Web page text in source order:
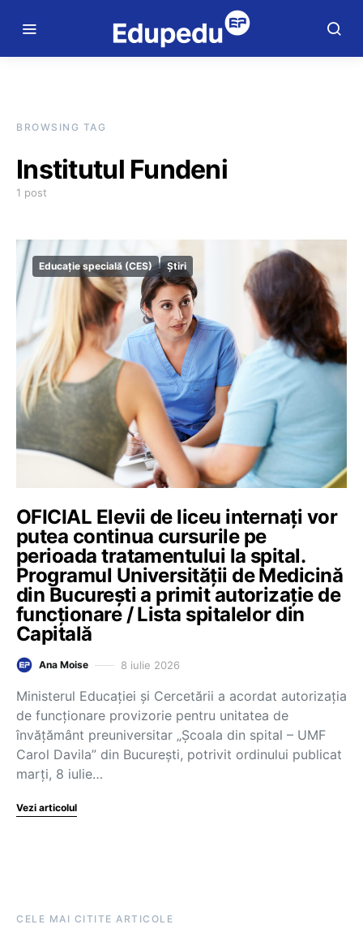
BROWSING TAG
Institutul Fundeni
1 post
Educație specială (CES) Știri
OFICIAL Elevii de liceu internați vor
putea continua cursurile pe
perioada tratamentului la spital.
Programul Universității de Medicină
din București a primit autorizație de
funcționare / Lista spitalelor din
Capitală
Ana Moise 8 iulie 2026
Ministerul Educației și Cercetării a acordat autorizația
de funcționare provizorie pentru unitatea de
învățământ preuniversitar „Școala din spital – UMF
Carol Davila” din București, potrivit ordinului publicat
marți, 8 iulie…
Vezi articolul
CELE MAI CITITE ARTICOLE